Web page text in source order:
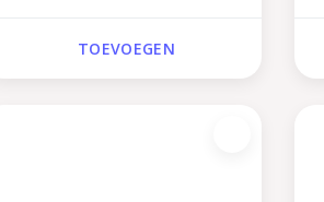
TOEVOEGEN